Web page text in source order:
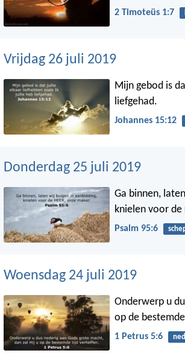
2 Timoteüs 1:7
Vrijdag 26 juli 2019
Mijn gebod is
liefgehad.
Johannes 15:12
Donderdag 25 juli 2019
Ga binnen,
knielen voor de
Psalm 95:6
Woensdag 24 juli 2019
Onderwerp u
op de
1 Petrus 5:6